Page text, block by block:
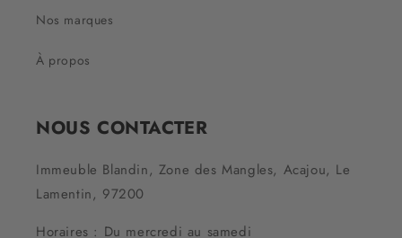
Nos marques
À propos
NOUS CONTACTER
Immeuble Blandin, Zone des Mangles, Acajou, Le
Lamentin, 97200
Horaires : Du mercredi au samedi